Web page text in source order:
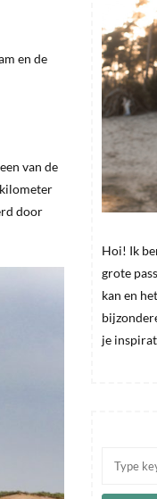
en de
van de
kilometer
door
Hoi! Ik
grote
kan en
je